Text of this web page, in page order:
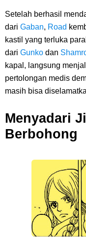
Setelah berhasil
dari Gaban, Road
kastil yang terluka
dari Gunko dan
kapal, langsung
pertolongan medis
masih bisa
Menyadari
Berbohong